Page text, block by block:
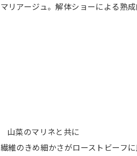
リアージュ。解体ショーによる熟
山菜のマリネと共に
維のきめ細かさがローストビーフ